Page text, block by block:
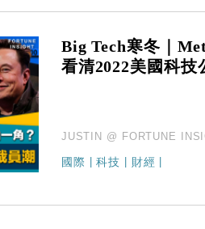
結束 承認部分彈藥庫存緊張
斥4億美元押注未上市公司
Big Tech寒冬｜
看清2022美國科技
JUSTIN @ FORTUNE
國際 |科技 財經